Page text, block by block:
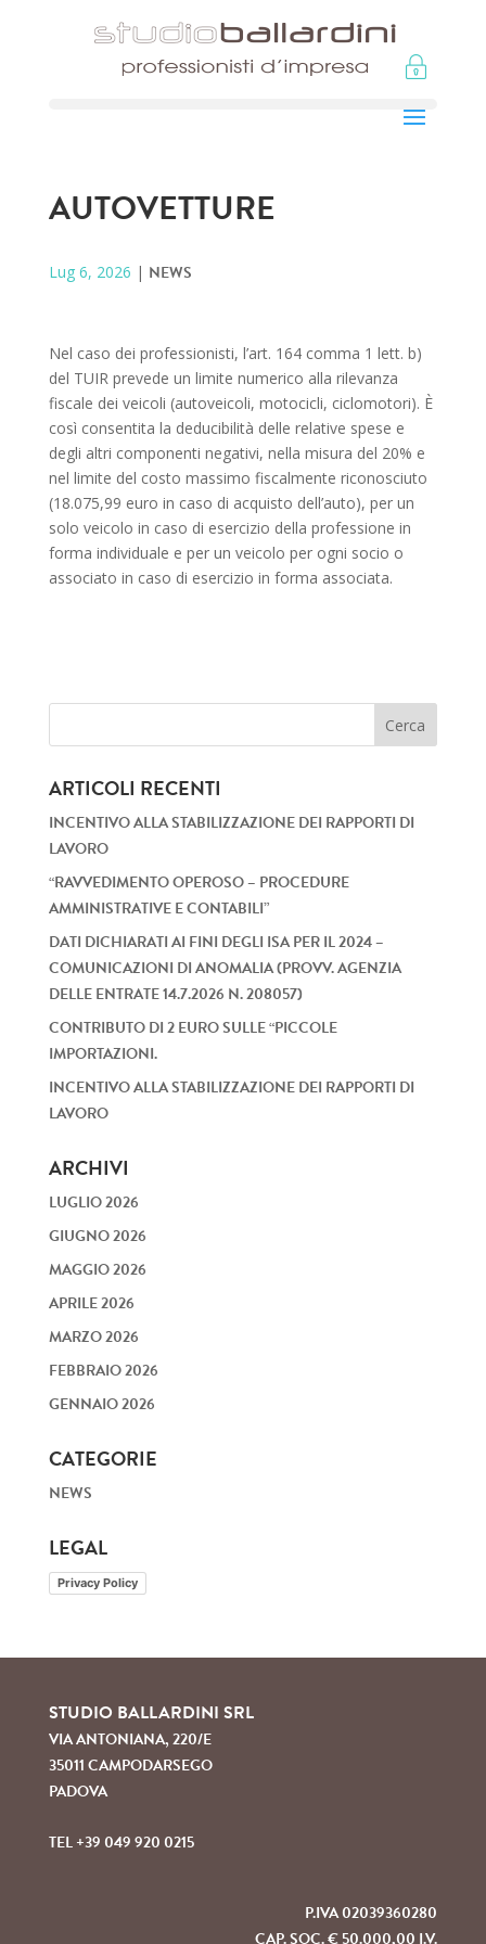
AUTOVETTURE
Lug 6, 2026 | NEWS
Nel caso dei professionisti, l’art. 164 comma 1 lett. b)
del TUIR prevede un limite numerico alla rilevanza
fiscale dei veicoli (autoveicoli, motocicli, ciclomotori). È
così consentita la deducibilità delle relative spese e
degli altri componenti negativi, nella misura del 20% e
nel limite del costo massimo fiscalmente riconosciuto
(18.075,99 euro in caso di acquisto dell’auto), per un
solo veicolo in caso di esercizio della professione in
forma individuale e per un veicolo per ogni socio o
associato in caso di esercizio in forma associata.
ARTICOLI RECENTI
INCENTIVO ALLA STABILIZZAZIONE DEI RAPPORTI DI
LAVORO
“RAVVEDIMENTO OPEROSO – PROCEDURE
AMMINISTRATIVE E CONTABILI”
DATI DICHIARATI AI FINI DEGLI ISA PER IL 2024 –
COMUNICAZIONI DI ANOMALIA (PROVV. AGENZIA
DELLE ENTRATE 14.7.2026 N. 208057)
CONTRIBUTO DI 2 EURO SULLE “PICCOLE
IMPORTAZIONI.
INCENTIVO ALLA STABILIZZAZIONE DEI RAPPORTI DI
LAVORO
ARCHIVI
LUGLIO 2026
GIUGNO 2026
MAGGIO 2026
APRILE 2026
MARZO 2026
FEBBRAIO 2026
GENNAIO 2026
CATEGORIE
NEWS
LEGAL
Privacy Policy
STUDIO BALLARDINI SRL
VIA ANTONIANA, 220/E
35011 CAMPODARSEGO
PADOVA
TEL +39 049 920 0215
P.IVA 02039360280
CAP. SOC. € 50.000,00 I.V.